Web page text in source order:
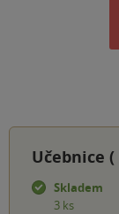
Učebnice (
Skladem
3 ks